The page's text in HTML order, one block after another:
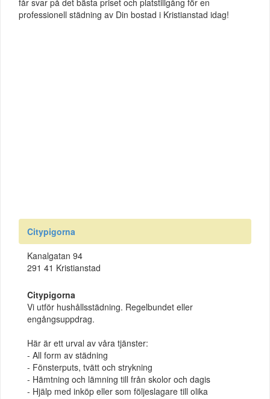
professionell städning av Din bostad i Kristianstad idag!
Citypigorna
Kanalgatan 94
291 41 Kristianstad
Citypigorna
Vi utför hushållsstädning. Regelbundet eller
engångsuppdrag.
Här är ett urval av våra tjänster:
- All form av städning
- Fönsterputs, tvätt och strykning
- Hämtning och lämning till från skolor och dagis
- Hjälp med inköp eller som följeslagare till olika